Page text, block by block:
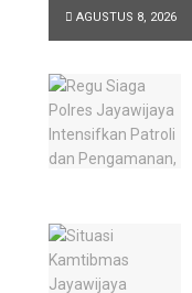
AGUSTUS 8, 2026